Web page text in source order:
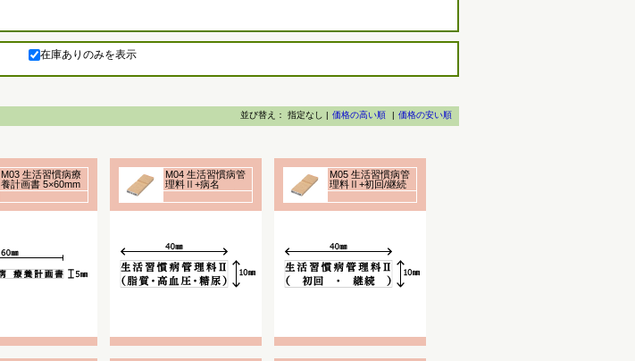
在庫ありのみを表示
並び替え： 指定なし | 価格の高い順 | 価格の安い順
M03 生活習慣病療
養計画書 5×60mm
ゴム印
M04 生活習慣病管
理料Ⅱ+病名
10×40mm ゴム印
M05 生活習慣病管
理料Ⅱ+初回/継続
10×40mm ゴム印